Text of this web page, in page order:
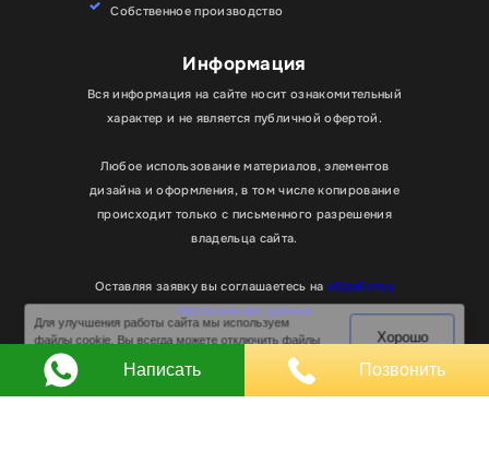
Собственное производство
Информация
Вся информация на сайте носит ознакомительный
характер и не является публичной офертой.
Любое использование материалов, элементов
дизайна и оформления, в том числе копирование
происходит только с письменного разрешения
владельца сайта.
Оставляя заявку вы соглашаетесь на обработку
персональных данных
© RPKLUXEXPO 2025.
Для улучшения работы сайта мы используем
файлы cookie. Вы всегда можете отключить файлы
cookie в настройках браузера.
Хорошо
Написать Позвонить